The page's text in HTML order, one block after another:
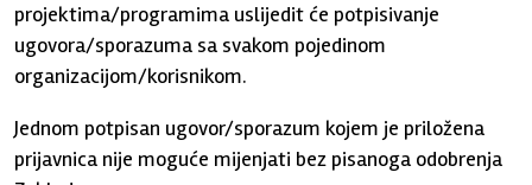
projektima/programima uslijedit će potpisivanje
ugovora/sporazuma sa svakom pojedinom
organizacijom/korisnikom.
Jednom potpisan ugovor/sporazum kojem je priložena
prijavnica nije moguće mijenjati bez pisanoga odobrenja